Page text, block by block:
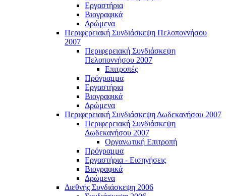
Εργαστήρια
Βιογραφικά
Δρώμενα
Περιφερειακή Συνδιάσκεψη Πελοποννήσου
2007
Περιφερειακή Συνδιάσκεψη
Πελοποννήσου 2007
Επιτροπές
Πρόγραμμα
Εργαστήρια
Βιογραφικά
Δρώμενα
Περιφερειακή Συνδιάσκεψη Δωδεκανήσου 2007
Περιφερειακή Συνδιάσκεψη
Δωδεκανήσου 2007
Οργανωτική Επιτροπή
Πρόγραμμα
Εργαστήρια - Εισηγήσεις
Βιογραφικά
Δρώμενα
Διεθνής Συνδιάσκεψη 2006